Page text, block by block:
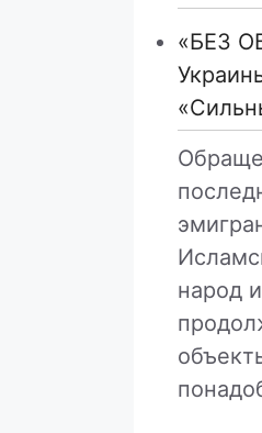
«БЕЗ
народ